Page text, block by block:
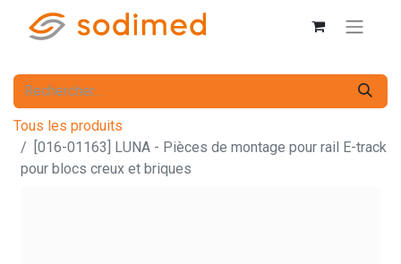
Tous les produits
[016-01163] LUNA - Pièces de montage pour rail E-track
pour blocs creux et briques